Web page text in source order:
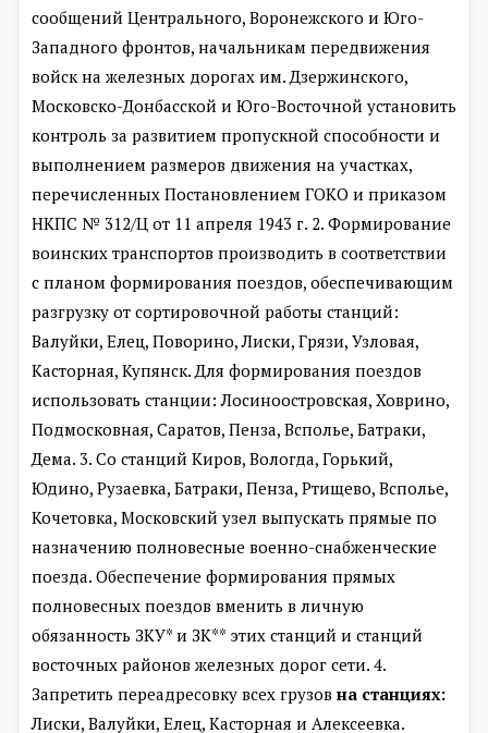
сообщений Центрального, Воронежского и Юго-
Западного фронтов, начальникам передвижения
войск на железных дорогах им. Дзержинского,
Московско-Донбасской и Юго-Восточной установить
контроль за развитием пропускной способности и
выполнением размеров движения на участках,
перечисленных Постановлением ГОКО и приказом
НКПС № 312/Ц от 11 апреля 1943 г. 2. Формирование
воинских транспортов производить в соответствии
с планом формирования поездов, обеспечивающим
разгрузку от сортировочной работы станций:
Валуйки, Елец, Поворино, Лиски, Грязи, Узловая,
Касторная, Купянск. Для формирования поездов
использовать станции: Лосиноостровская, Ховрино,
Подмосковная, Саратов, Пенза, Всполье, Батраки,
Дема. 3. Со станций Киров, Вологда, Горький,
Юдино, Рузаевка, Батраки, Пенза, Ртищево, Всполье,
Кочетовка, Московский узел выпускать прямые по
назначению полновесные военно-снабженческие
поезда. Обеспечение формирования прямых
полновесных поездов вменить в личную
обязанность ЗКУ* и ЗК** этих станций и станций
восточных районов железных дорог сети. 4.
Запретить переадресовку всех грузов на станциях:
Лиски, Валуйки, Елец, Касторная и Алексеевка.